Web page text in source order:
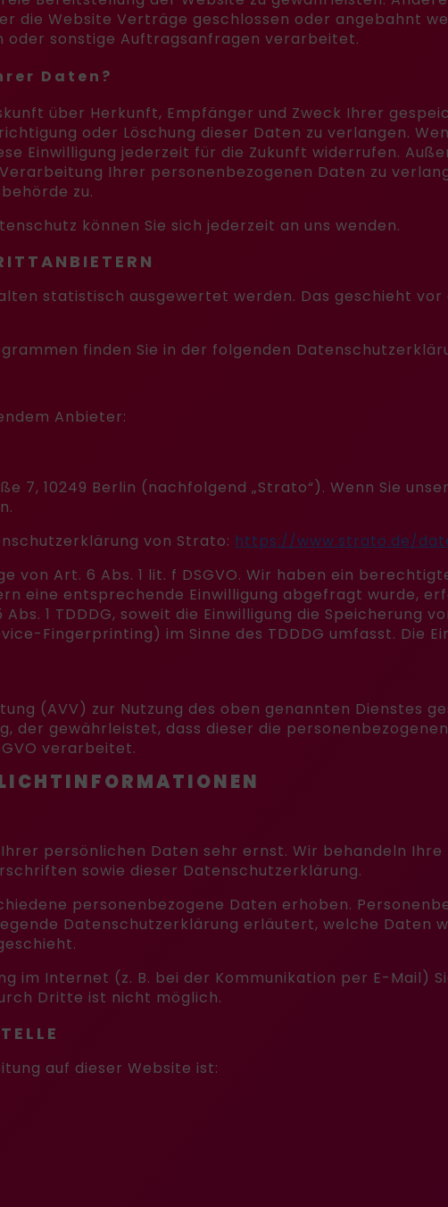
die Website Verträge geschlossen oder angebahnt
oder sonstige Auftragsanfragen verarbeitet.
Daten?
über Herkunft, Empfänger und Zweck Ihrer
oder Löschung dieser Daten zu verlangen.
Einwilligung jederzeit für die Zukunft widerrufen.
Ihrer personenbezogenen Daten zu
zu.
können Sie sich jederzeit an uns wenden.
statistisch ausgewertet werden. Das geschieht
finden Sie in der folgenden
Anbieter:
7, 10249 Berlin (nachfolgend „Strato“). Wenn Sie
von Strato: https://www.strato.de/
von Art. 6 Abs. 1 lit. f DSGVO. Wir haben ein
eine entsprechende Einwilligung abgefragt wurde,
1 TDDDG, soweit die Einwilligung die Speicherung
Fingerprinting) im Sinne des TDDDG umfasst. Die
(AVV) zur Nutzung des oben genannten Dienstes
gewährleistet, dass dieser die
verarbeitet.
persönlichen Daten sehr ernst. Wir behandeln
sowie dieser Datenschutzerklärung.
personenbezogene Daten erhoben.
Datenschutzerklärung erläutert, welche Daten
im Internet (z. B. bei der Kommunikation per E-Mail)
Dritte ist nicht möglich.
auf dieser Website ist: